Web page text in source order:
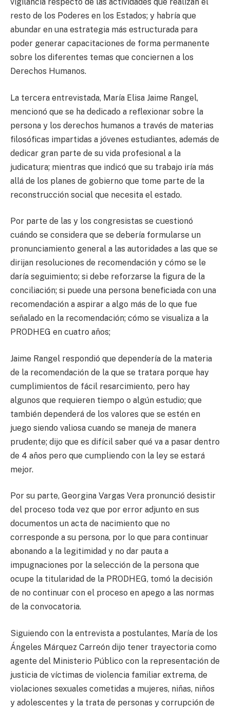
resto de los Poderes en los Estados; y habría que
abundar en una estrategia más estructurada para
poder generar capacitaciones de forma permanente
sobre los diferentes temas que conciernen a los
Derechos Humanos.
La tercera entrevistada, María Elisa Jaime Rangel,
mencionó que se ha dedicado a reflexionar sobre la
persona y los derechos humanos a través de materias
filosóficas impartidas a jóvenes estudiantes, además de
dedicar gran parte de su vida profesional a la
judicatura; mientras que indicó que su trabajo iría más
allá de los planes de gobierno que tome parte de la
reconstrucción social que necesita el estado.
Por parte de las y los congresistas se cuestionó
cuándo se considera que se debería formularse un
pronunciamiento general a las autoridades a las que se
dirijan resoluciones de recomendación y cómo se le
daría seguimiento; si debe reforzarse la figura de la
conciliación; si puede una persona beneficiada con una
recomendación a aspirar a algo más de lo que fue
señalado en la recomendación; cómo se visualiza a la
PRODHEG en cuatro años;
Jaime Rangel respondió que dependería de la materia
de la recomendación de la que se tratara porque hay
cumplimientos de fácil resarcimiento, pero hay
algunos que requieren tiempo o algún estudio; que
también dependerá de los valores que se estén en
juego siendo valiosa cuando se maneja de manera
prudente; dijo que es difícil saber qué va a pasar dentro
de 4 años pero que cumpliendo con la ley se estará
mejor.
Por su parte, Georgina Vargas Vera pronunció desistir
del proceso toda vez que por error adjunto en sus
documentos un acta de nacimiento que no
corresponde a su persona, por lo que para continuar
abonando a la legitimidad y no dar pauta a
impugnaciones por la selección de la persona que
ocupe la titularidad de la PRODHEG, tomó la decisión
de no continuar con el proceso en apego a las normas
de la convocatoria.
Siguiendo con la entrevista a postulantes, María de los
Ángeles Márquez Carreón dijo tener trayectoria como
agente del Ministerio Público con la representación de
justicia de víctimas de violencia familiar extrema, de
violaciones sexuales cometidas a mujeres, niñas, niños
y adolescentes y la trata de personas y corrupción de